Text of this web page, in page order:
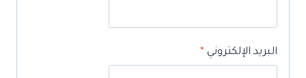
البريد الإلكتروني *